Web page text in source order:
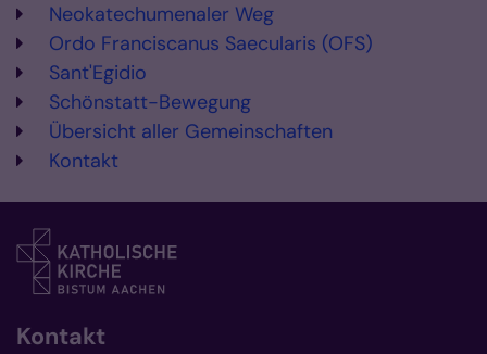
Neokatechumenaler Weg
Ordo Franciscanus Saecularis (OFS)
Sant'Egidio
Schönstatt-Bewegung
Übersicht aller Gemeinschaften
Kontakt
Kontakt